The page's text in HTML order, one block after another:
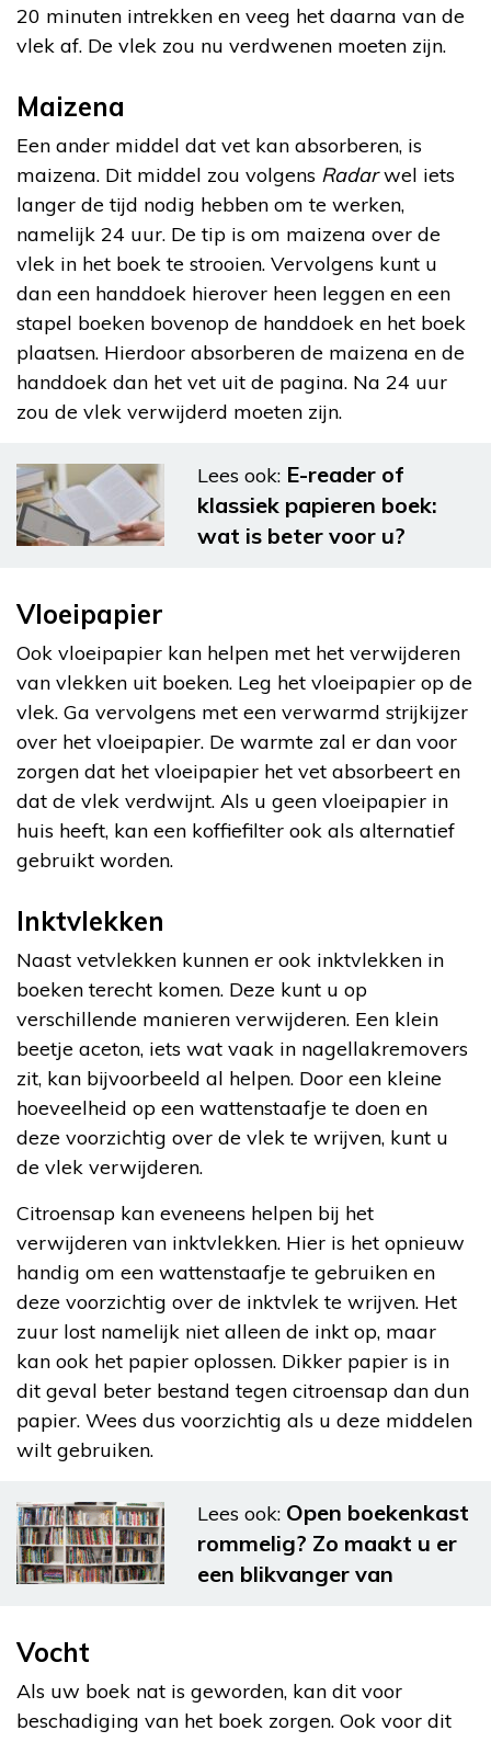
20 minuten intrekken en veeg het daarna van de
vlek af. De vlek zou nu verdwenen moeten zijn.
Maizena
Een ander middel dat vet kan absorberen, is
maizena. Dit middel zou volgens Radarwel iets
langer de tijd nodig hebben om te werken,
namelijk 24 uur. De tip is om maizena over de
vlek in het boek te strooien. Vervolgens kunt u
dan een handdoek hierover heen leggen en een
stapel boeken bovenop de handdoek en het boek
plaatsen. Hierdoor absorberen de maizena en de
handdoek dan het vet uit de pagina. Na 24 uur
zou de vlek verwijderd moeten zijn.
Lees ook: E-reader of
klassiek papieren boek:
wat is beter voor u?
Vloeipapier
Ook vloeipapier kan helpen met het verwijderen
van vlekken uit boeken. Leg het vloeipapier op de
vlek. Ga vervolgens met een verwarmd strijkijzer
over het vloeipapier. De warmte zal er dan voor
zorgen dat het vloeipapier het vet absorbeert en
dat de vlek verdwijnt. Als u geen vloeipapier in
huis heeft, kan een koffiefilter ook als alternatief
gebruikt worden.
Inktvlekken
Naast vetvlekken kunnen er ook inktvlekken in
boeken terecht komen. Deze kunt u op
verschillende manieren verwijderen. Een klein
beetje aceton, iets wat vaak in nagellakremovers
zit, kan bijvoorbeeld al helpen. Door een kleine
hoeveelheid op een wattenstaafje te doen en
deze voorzichtig over de vlek te wrijven, kunt u
de vlek verwijderen.
Citroensap kan eveneens helpen bij het
verwijderen van inktvlekken. Hier is het opnieuw
handig om een wattenstaafje te gebruiken en
deze voorzichtig over de inktvlek te wrijven. Het
zuur lost namelijk niet alleen de inkt op, maar
kan ook het papier oplossen. Dikker papier is in
dit geval beter bestand tegen citroensap dan dun
papier. Wees dus voorzichtig als u deze middelen
wilt gebruiken.
Lees ook: Open boekenkast
rommelig? Zo maakt u er
een blikvanger van
Vocht
Als uw boek nat is geworden, kan dit voor
beschadiging van het boek zorgen. Ook voor dit